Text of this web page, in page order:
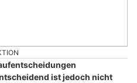
ist jedoch nicht